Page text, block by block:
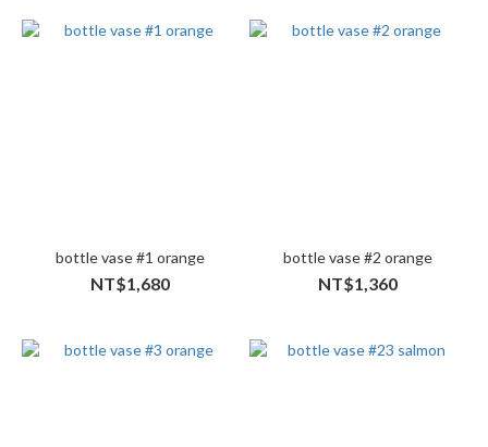
bottle vase #1 orange
NT$1,680
bottle vase #2 orange
NT$1,360